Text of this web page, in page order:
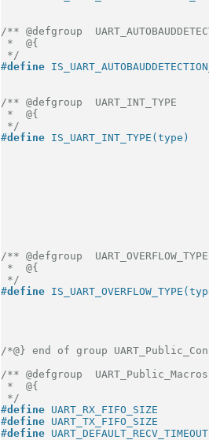
/** @defgroup
*  @{
*/
#define
/** @defgroup  UART_INT_TYPE
*  @{
*/
#define
/** @defgroup  UART_OVERFLOW_TYPE
*  @{
*/
#define
/*@} end of group
/** @defgroup  UART_Public_Macros
*  @{
*/
#define
#define
#define